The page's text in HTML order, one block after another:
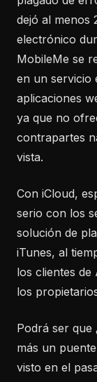
dejó al menos
electrónico
MobileMe se
en un servicio
aplicaciones
ya que no
contrapartes
vista.
Con iCloud,
serio con los
solución de
iTunes, al
los clientes de
los
Podrá ser que
más un
visto en el